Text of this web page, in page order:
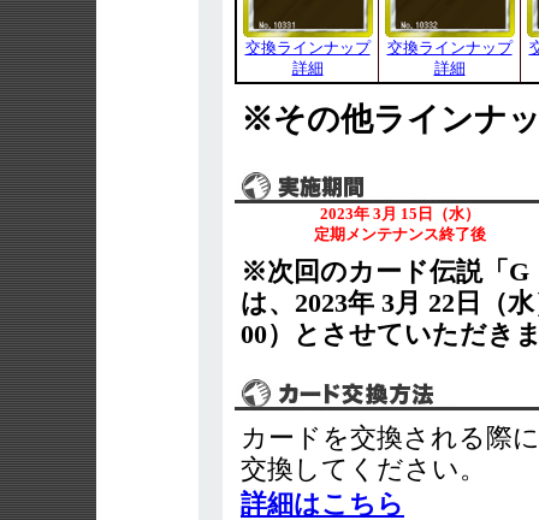
交換ラインナップ
詳細
交換ラインナップ
詳細
※その他ラインナ
2023年 3月 15日（水）
定期メンテナンス終了後
※次回のカード伝説「
は、2023年 3月 22日（
00）とさせていただき
カードを交換される際
交換してください。
詳細はこちら